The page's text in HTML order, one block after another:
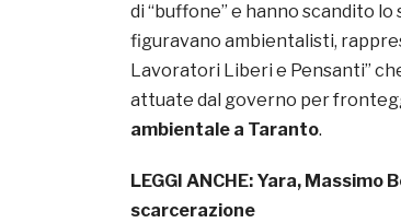
di “buffone” e hanno scandito
figuravano ambientalisti,
Lavoratori Liberi e Pensanti”
attuate dal governo per
ambientale a Taranto.
LEGGI ANCHE: Yara, Massimo
scarcerazione